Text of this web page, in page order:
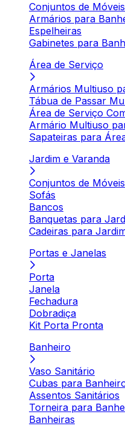
Conjuntos de
Armários para
Espelheiras
Gabinetes para
Área de Serviço
Armários Multiuso
Tábua de Passar
Área de Serviço
Armário Multiuso
Sapateiras para
Jardim e Varanda
Conjuntos de
Sofás
Bancos
Banquetas para
Cadeiras para
Portas e Janelas
Porta
Janela
Fechadura
Dobradiça
Kit Porta Pronta
Banheiro
Vaso Sanitário
Cubas para
Assentos Sanitários
Torneira para
Banheiras